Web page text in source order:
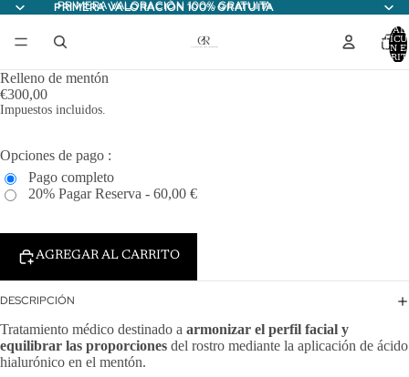
PRIMERA VALORACIÓN 100% GRATUITA
PRIMERA VALORACIÓN 100% GRATUITA
TOTAL
EN
Relleno de mentón
€300,00
Impuestos incluidos.
Opciones de pago :
Pago completo
20% Pagar Reserva - 60,00 €
AGREGAR AL CARRITO
DESCRIPCIÓN
Tratamiento médico destinado a armonizar el perfil facial y
equilibrar las proporciones del rostro mediante la aplicación de ácido
hialurónico en el mentón.